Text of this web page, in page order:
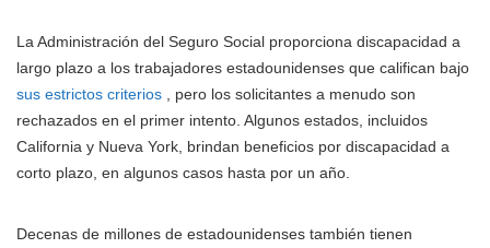
La Administración del Seguro Social proporciona discapacidad a
largo plazo a los trabajadores estadounidenses que califican bajo
sus estrictos criterios , pero los solicitantes a menudo son
rechazados en el primer intento. Algunos estados, incluidos
California y Nueva York, brindan beneficios por discapacidad a
corto plazo, en algunos casos hasta por un año.
Decenas de millones de estadounidenses también tienen